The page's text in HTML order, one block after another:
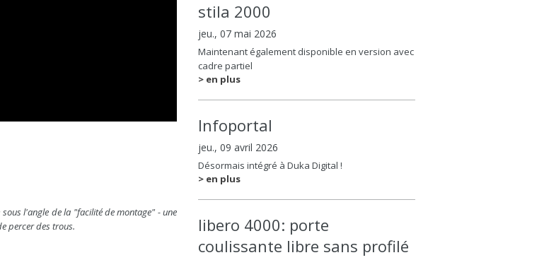
l'angle de la "facilité de montage" - une
percer des trous.
stila 2000
jeu., 07 mai 2026
Maintenant également disponible en version avec
cadre partiel
> en plus
Infoportal
jeu., 09 avril 2026
Désormais intégré à Duka Digital !
> en plus
libero 4000: porte
coulissante libre sans profilé